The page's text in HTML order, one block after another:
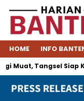
HOME INFO
Muat, Tangsel Siap